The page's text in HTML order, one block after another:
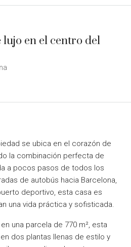
en el centro del
se ubica en el corazón de
la combinación perfecta de
a pocos pasos de todos los
de autobús hacia Barcelona,
deportivo, esta casa es
una vida práctica y sofisticada.
una parcela de 770 m², esta
dos plantas llenas de estilo y